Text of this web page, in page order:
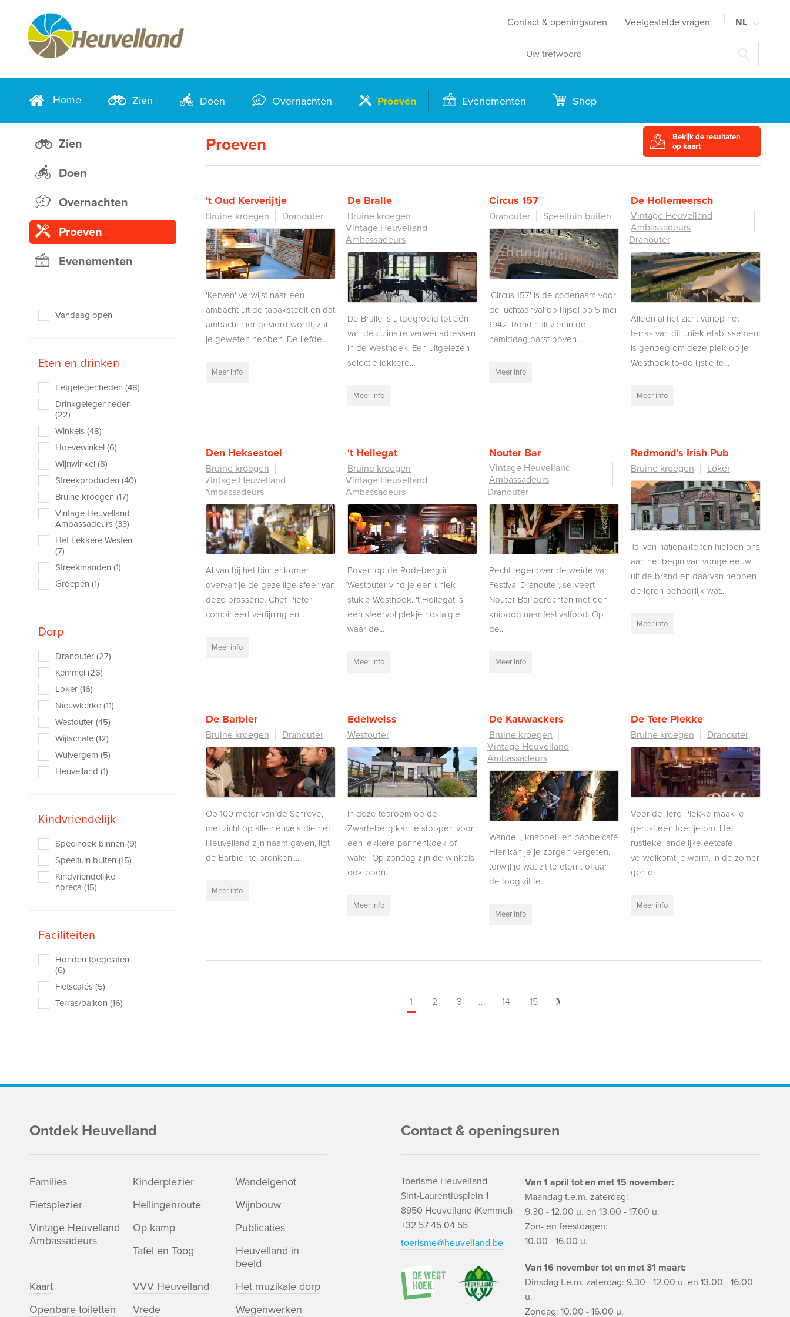
Contact & openingsuren Veelgestelde vragen NL
FR
Home Zien Doen Overnachten Proeven Evenementen Shop
Zien
Doen
Overnachten
Proeven
Evenementen
Vandaag open
Eten en drinken
Eetgelegenheden (48)
Drinkgelegenheden
(22)
Winkels (48)
Hoevewinkel (6)
Wijnwinkel (8)
Streekproducten (40)
Bruine kroegen (17)
Vintage Heuvelland
Ambassadeurs (33)
Het Lekkere Westen
(7)
Streekmanden (1)
Groepen (1)
Dorp
Dranouter (27)
Kemmel (26)
Loker (16)
Nieuwkerke (11)
Westouter (45)
Wijtschate (12)
Wulvergem (5)
Heuvelland (1)
Kindvriendelijk
Speelhoek binnen (9)
Speeltuin buiten (15)
Kindvriendelijke
horeca (15)
Faciliteiten
Honden toegelaten
(6)
Fietscafés (5)
Terras/balkon (16)
Proeven
Bekijk de resultaten
op kaart
't Oud Kerverijtje
Bruine kroegen Dranouter
'Kerven' verwijst naar een
ambacht uit de tabaksteelt en dat
ambacht hier gevierd wordt, zal
je geweten hebben. De liefde...
Meer info
De Bralle
Bruine kroegen
Vintage Heuvelland
Ambassadeurs
De Bralle is uitgegroeid tot één
van dé culinaire verwenadressen
in de Westhoek. Een uitgelezen
selectie lekkere...
Meer info
Circus 157
Dranouter Speeltuin buiten
'Circus 157' is de codenaam voor
de luchtaanval op Rijsel op 5 mei
1942. Rond half vier in de
namiddag barst boven...
Meer info
De Hollemeersch
Vintage Heuvelland
Ambassadeurs
Dranouter
Alleen al het zicht vanop het
terras van dit uniek etablissement
is genoeg om deze plek op je
Westhoek to-do lijstje te...
Meer info
Den Heksestoel
Bruine kroegen
Vintage Heuvelland
Ambassadeurs
Al van bij het binnenkomen
overvalt je de gezellige sfeer van
deze brasserie. Chef Pieter
combineert verfijning en...
Meer info
't Hellegat
Bruine kroegen
Vintage Heuvelland
Ambassadeurs
Boven op de Rodeberg in
Westouter vind je een uniek
stukje Westhoek. 't Hellegat is
een sfeervol plekje nostalgie
waar de...
Meer info
Nouter Bar
Vintage Heuvelland
Ambassadeurs
Dranouter
Recht tegenover de weide van
Festival Dranouter, serveert
Nouter Bar gerechten met een
knipoog naar festivalfood. Op
de...
Meer info
Redmond's Irish Pub
Bruine kroegen Loker
Tal van nationaliteiten hielpen ons
aan het begin van vorige eeuw
uit de brand en daarvan hebben
de Ieren behoorlijk wat...
Meer info
De Barbier
Bruine kroegen Dranouter
Op 100 meter van de Schreve,
met zicht op alle heuvels die het
Heuvelland zijn naam gaven, ligt
de Barbier te pronken....
Meer info
Edelweiss
Westouter
In deze tearoom op de
Zwarteberg kan je stoppen voor
een lekkere pannenkoek of
wafel. Op zondag zijn de winkels
ook open...
Meer info
De Kauwackers
Bruine kroegen
Vintage Heuvelland
Ambassadeurs
Wandel-, knabbel- en babbelcafé
Hier kan je je zorgen vergeten,
terwijl je wat zit te eten... of aan
de toog zit te...
Meer info
De Tere Plekke
Bruine kroegen Dranouter
Voor de Tere Plekke maak je
gerust een toertje om. Het
rustieke landelijke eetcafé
verwelkomt je warm. In de zomer
geniet...
Meer info
1 2 3 ... 14 15 Volgende
Ontdek Heuvelland
Families Kinderplezier
Wandelgenot
Fietsplezier
Hellingenroute
Wijnbouw
Vintage Heuvelland
Ambassadeurs
Op kamp
Publicaties
Tafel en Toog
Heuvelland in
beeld
Kaart
VVV Heuvelland
Het muzikale dorp
Openbare toiletten
Vrede Wegenwerken
Contact & openingsuren
Toerisme Heuvelland
Sint-Laurentiusplein 1
8950 Heuvelland (Kemmel)
+32 57 45 04 55
toerisme@heuvelland.be
Van 1 april tot en met 15 november:
Maandag t.e.m. zaterdag:
9.30 - 12.00 u. en 13.00 - 17.00 u.
Zon- en feestdagen:
10.00 - 16.00 u.
Van 16 november tot en met 31 maart:
Dinsdag t.e.m. zaterdag: 9.30 - 12.00 u. en 13.00 - 16.00
u.
Zondag: 10.00 - 16.00 u.